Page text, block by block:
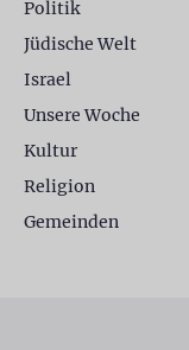
Politik
Jüdische Welt
Israel
Unsere Woche
Kultur
Religion
Gemeinden